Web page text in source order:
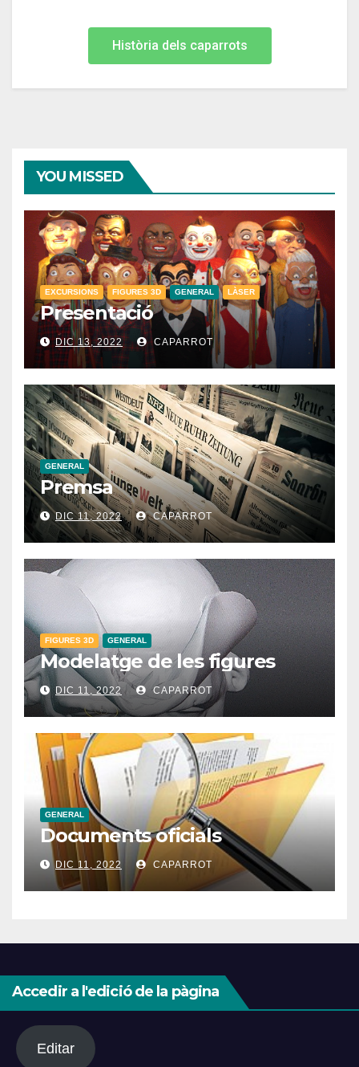
Història dels caparrots
YOU MISSED
EXCURSIONS FIGURES 3D GENERAL LÀSER
Presentació
DIC 13, 2022 CAPARROT
GENERAL
Premsa
DIC 11, 2022 CAPARROT
FIGURES 3D GENERAL
Modelatge de les figures
DIC 11, 2022 CAPARROT
GENERAL
Documents oficials
DIC 11, 2022 CAPARROT
Accedir a l'edició de la pàgina
Editar